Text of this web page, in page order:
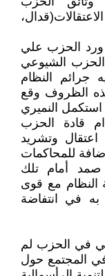
ورد الحزب علي
الحزب الشيوعي
عدد فيه جرائم النظام
الظروف وقع
استكمل النميري
قادة الحزب
وتشريد
للمحاكمات
صمد أمام تلك
النظام مع قوى
به في انتفاضة
في الحزب لم
المجتمع حول